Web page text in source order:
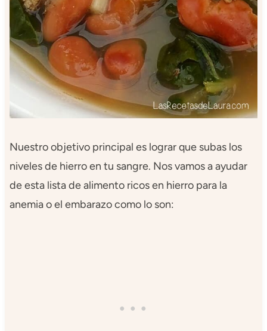
Nuestro objetivo principal es lograr que subas los
niveles de hierro en tu sangre. Nos vamos a ayudar
de esta lista de alimento ricos en hierro para la
anemia o el embarazo como lo son: